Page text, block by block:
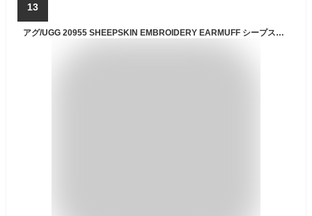
13
アグ/UGG 20955 SHEEPSKIN EMBROIDERY EARMUFF シープスキン エンブロイダリー イヤマフ もこもこ 耳あて レディース プレゼント ギフト 防寒 冬 クリスマス あたたかい かわいい アウトドア 通勤 通学【送料無料】